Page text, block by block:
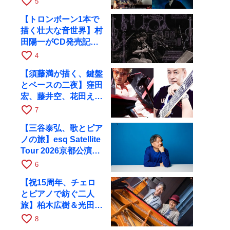
【トロンボーン1本で
描く壮大な音世界】村
田陽一がCD発売記念
ツアーで9月4日に京
favorite_border 4
【須藤満が描く、鍵盤
とベースの二夜】窪田
宏、藤井空、花田えみ
と京都RAGで共演
favorite_border 7
【三谷泰弘、歌とピア
ノの旅】esq Satellite
Tour 2026京都公演を
10月に開催
favorite_border 6
【祝15周年、チェロ
とピアノで紡ぐ二人
旅】柏木広樹＆光田健
一が11月12日に京都
favorite_border 8